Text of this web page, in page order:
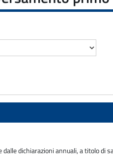
dichiarazioni annuali, a titolo